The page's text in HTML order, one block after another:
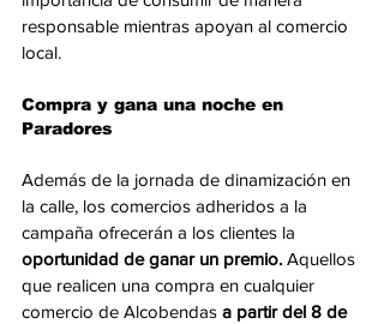
responsable mientras apoyan al comercio
local.
Compra y gana una noche en
Paradores
Además de la jornada de dinamización en
la calle, los comercios adheridos a la
campaña ofrecerán a los clientes la
oportunidad de ganar un premio. Aquellos
que realicen una compra en cualquier
comercio de Alcobendas a partir del 8 de